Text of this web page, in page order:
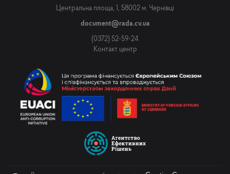
Центральна площа, 1, 58002 м. Чернівці
document@rada.cv.ua
(0372) 52-59-24
Контакт центр